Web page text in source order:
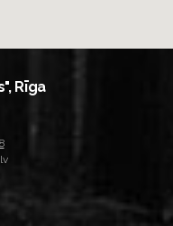
Rīga